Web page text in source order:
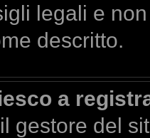
legali e
descritto.
a
gestore del